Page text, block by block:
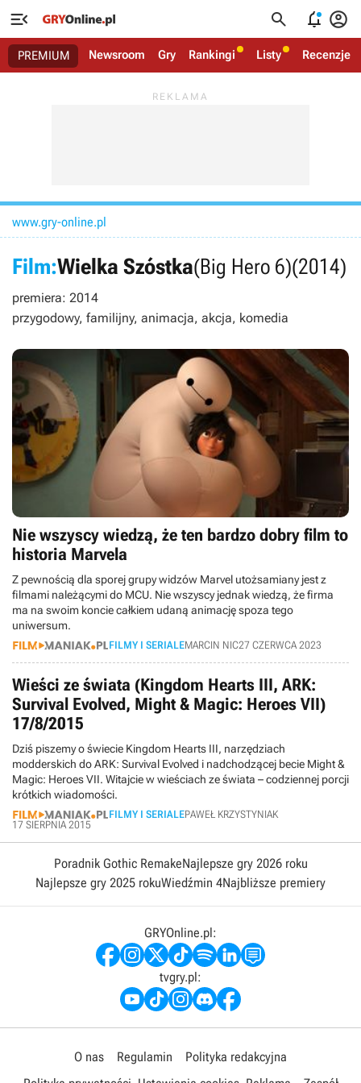
   
PREMIUM Newsroom Gry Rankingi Listy Recenzje
www.gry-online.pl
Film:Wielka Szóstka(Big Hero 6)(2014)
premiera: 2014
przygodowy, familijny, animacja, akcja, komedia
Nie wszyscy wiedzą, że ten bardzo dobry film to
historia Marvela
Z pewnością dla sporej grupy widzów Marvel utożsamiany jest z
filmami należącymi do MCU. Nie wszyscy jednak wiedzą, że firma
ma na swoim koncie całkiem udaną animację spoza tego
uniwersum.
FILMY I SERIALEMARCIN NIC27 CZERWCA 2023
Wieści ze świata (Kingdom Hearts III, ARK:
Survival Evolved, Might & Magic: Heroes VII)
17/8/2015
Dziś piszemy o świecie Kingdom Hearts III, narzędziach
modderskich do ARK: Survival Evolved i nadchodzącej becie Might &
Magic: Heroes VII. Witajcie w wieściach ze świata – codziennej porcji
krótkich wiadomości.
FILMY I SERIALEPAWEŁ KRZYSTYNIAK
17 SIERPNIA 2015
Poradnik Gothic RemakeNajlepsze gry 2026 roku
Najlepsze gry 2025 rokuWiedźmin 4Najbliższe premiery
GRYOnline.pl:
tvgry.pl:
O nas Regulamin
Polityka redakcyjna